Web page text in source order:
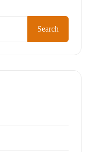
Search